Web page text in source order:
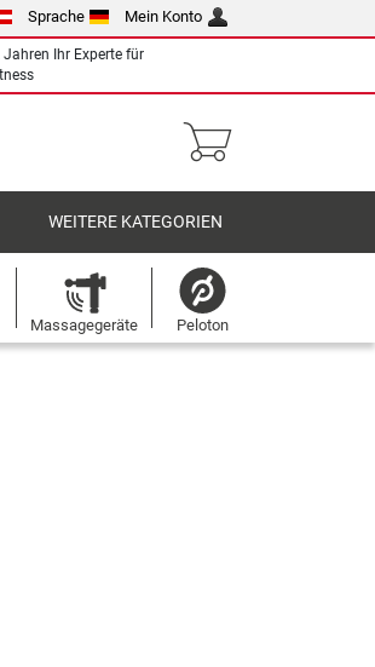
Sprache Mein Konto
Jahren Ihr Experte für
WEITERE KATEGORIEN
Massagegeräte Peloton